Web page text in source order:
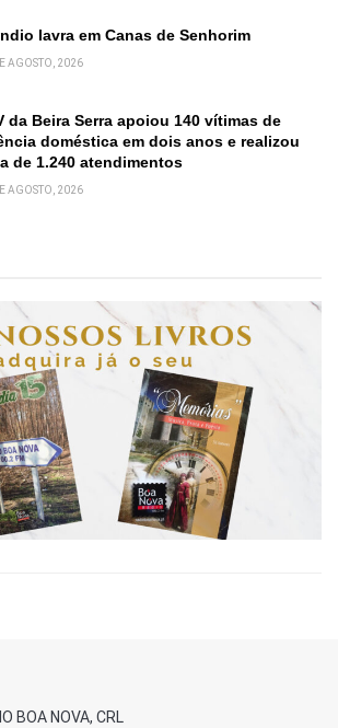
lavra em Canas de Senhorim
AGOSTO, 2026
da Beira Serra apoiou 140 vítimas de
doméstica em dois anos e realizou
de 1.240 atendimentos
AGOSTO, 2026
BOA NOVA, CRL